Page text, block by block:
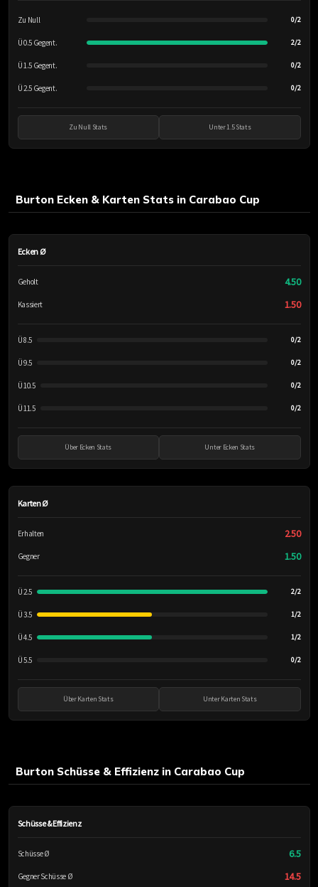
Zu Null 0/2
Ü 0.5 Gegent. 2/2
Ü 1.5 Gegent. 0/2
Ü 2.5 Gegent. 0/2
Zu Null Stats Unter 1.5 Stats
Burton Ecken & Karten Stats in Carabao Cup
Ecken Ø
Geholt 4.50
Kassiert 1.50
Ü 8.5 0/2
Ü 9.5 0/2
Ü 10.5 0/2
Ü 11.5 0/2
Über Ecken Stats Unter Ecken Stats
Karten Ø
Erhalten 2.50
Gegner 1.50
Ü 2.5 2/2
Ü 3.5 1/2
Ü 4.5 1/2
Ü 5.5 0/2
Über Karten Stats Unter Karten Stats
Burton Schüsse & Effizienz in Carabao Cup
Schüsse & Effizienz
Schüsse Ø 6.5
Gegner Schüsse Ø 14.5